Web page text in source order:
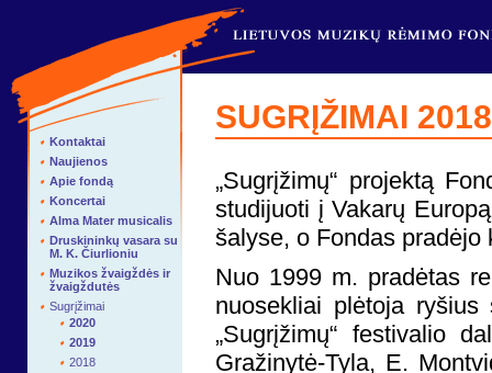
Kontaktai
Naujienos
Apie fondą
Koncertai
Alma Mater musicalis
Druskininkų vasara su
M. K. Čiurlioniu
Muzikos žvaigždės ir
žvaigždutės
Sugrįžimai
2020
2019
2018
SUGRĮŽIMAI 2018
„Sugrįžimų“ projektą
studijuoti į Vakarų
šalyse, o Fondas
Nuo 1999 m. pradėtas
nuosekliai plėtoja
„Sugrįžimų“ festivalio
Gražinytė-Tyla, E.